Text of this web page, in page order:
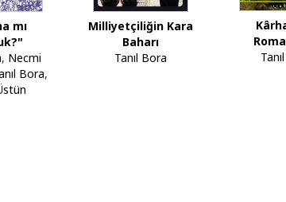
mı
, Necmi
Bora,
Milliyetçiliğin Kara
Baharı
Tanıl Bora